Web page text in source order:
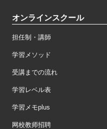
オンラインスクール
担任制・講師
学習メソッド
受講までの流れ
学習レベル表
学習メモplus
网校教师招聘